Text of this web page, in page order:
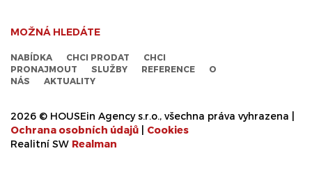
MOŽNÁ HLEDÁTE
NABÍDKA CHCI PRODAT
CHCI
PRONAJMOUT
SLUŽBY REFERENCE
O
NÁS
AKTUALITY
2026 © HOUSEin Agency s.r.o., všechna práva vyhrazena |
Ochrana osobních údajů
Cookies
Realitní SW Realman